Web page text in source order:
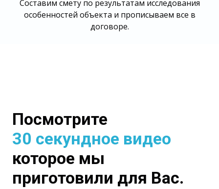
Составим смету по результатам исследования
особенностей объекта и прописываем все в
договоре.
Посмотрите
30 секундное видео
которое мы
приготовили для Вас.